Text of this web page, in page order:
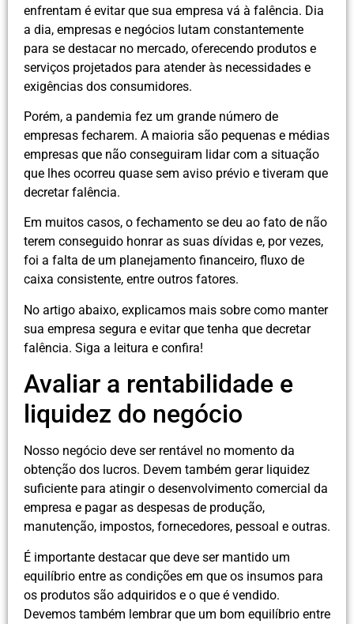
enfrentam é evitar que sua empresa vá à falência. Dia
a dia, empresas e negócios lutam constantemente
para se destacar no mercado, oferecendo produtos e
serviços projetados para atender às necessidades e
exigências dos consumidores.
Porém, a pandemia fez um grande número de
empresas fecharem. A maioria são pequenas e médias
empresas que não conseguiram lidar com a situação
que lhes ocorreu quase sem aviso prévio e tiveram que
decretar falência.
Em muitos casos, o fechamento se deu ao fato de não
terem conseguido honrar as suas dívidas e, por vezes,
foi a falta de um planejamento financeiro, fluxo de
caixa consistente, entre outros fatores.
No artigo abaixo, explicamos mais sobre como manter
sua empresa segura e evitar que tenha que decretar
falência. Siga a leitura e confira!
Avaliar a rentabilidade e
liquidez do negócio
Nosso negócio deve ser rentável no momento da
obtenção dos lucros. Devem também gerar liquidez
suficiente para atingir o desenvolvimento comercial da
empresa e pagar as despesas de produção,
manutenção, impostos, fornecedores, pessoal e outras.
É importante destacar que deve ser mantido um
equilíbrio entre as condições em que os insumos para
os produtos são adquiridos e o que é vendido.
Devemos também lembrar que um bom equilíbrio entre